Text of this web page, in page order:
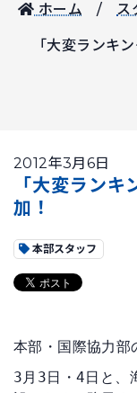
ホーム ス
「大変ランキ
2012年3月6日
「大変ラン
加！
本部スタッフ
本部・国際協力部
3月3日・4日と、